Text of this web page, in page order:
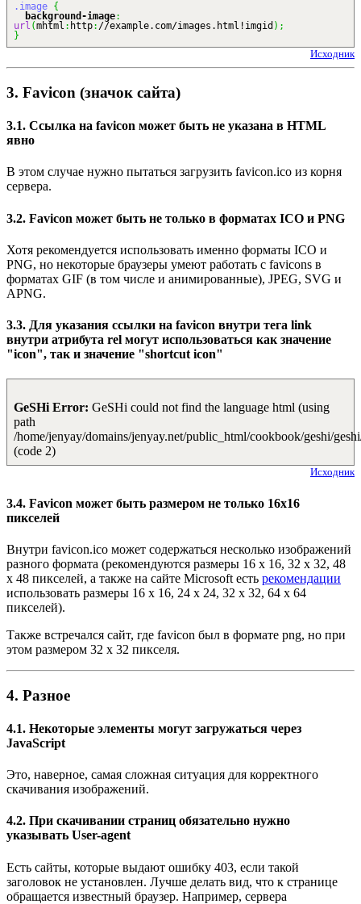
.image {
background-image:
url (mhtml : http: //example.com/images.html!imgid ) ;
}
Исходник
3. Favicon (значок сайта)
3.1. Ссылка на favicon может быть не указана в HTML
явно
В этом случае нужно пытаться загрузить favicon.ico из корня
сервера.
3.2. Favicon может быть не только в форматах ICO и PNG
Хотя рекомендуется использовать именно форматы ICO и
PNG, но некоторые браузеры умеют работать с favicons в
форматах GIF (в том числе и анимированные), JPEG, SVG и
APNG.
3.3. Для указания ссылки на favicon внутри тега link
внутри атрибута rel могут использоваться как значение
"icon", так и значение "shortcut icon"
GeSHi Error: GeSHi could not find the language html (using
path
/home/jenyay/domains/jenyay.net/public_html/cookbook/geshi/
(code 2)
Исходник
3.4. Favicon может быть размером не только 16x16
пикселей
Внутри favicon.ico может содержаться несколько изображений
разного формата (рекомендуются размеры 16 x 16, 32 x 32, 48
x 48 пикселей, а также на сайте Microsoft есть рекомендации
использовать размеры 16 x 16, 24 x 24, 32 x 32, 64 x 64
пикселей).
Также встречался сайт, где favicon был в формате png, но при
этом размером 32 x 32 пикселя.
4. Разное
4.1. Некоторые элементы могут загружаться через
JavaScript
Это, наверное, самая сложная ситуация для корректного
скачивания изображений.
4.2. При скачивании страниц обязательно нужно
указывать User-agent
Есть сайты, которые выдают ошибку 403, если такой
заголовок не установлен. Лучше делать вид, что к странице
обращается известный браузер. Например, сервера